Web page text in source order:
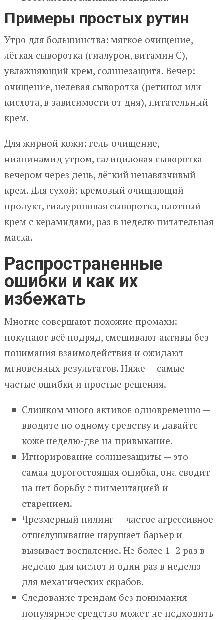
Примеры простых рутин
Утро для большинства: мягкое очищение,
лёгкая сыворотка (гиалурон, витамин C),
увлажняющий крем, солнцезащита. Вечер:
очищение, целевая сыворотка (ретинол или
кислота, в зависимости от дня), питательный
крем.
Для жирной кожи: гель-очищение,
ниацинамид утром, салициловая сыворотка
вечером через день, лёгкий ненавязчивый
крем. Для сухой: кремовый очищающий
продукт, гиалуроновая сыворотка, плотный
крем с керамидами, раз в неделю питательная
маска.
Распространенные
ошибки и как их
избежать
Многие совершают похожие промахи:
покупают всё подряд, смешивают активы без
понимания взаимодействия и ожидают
мгновенных результатов. Ниже — самые
частые ошибки и простые решения.
Слишком много активов одновременно —
вводите по одному средству и давайте
коже неделю-две на привыкание.
Игнорирование солнцезащиты — это
самая дорогостоящая ошибка, она сводит
на нет борьбу с пигментацией и
старением.
Чрезмерный пилинг — частое агрессивное
отшелушивание нарушает барьер и
вызывает воспаление. Не более 1–2 раз в
неделю для кислот и один раз в неделю
для механических скрабов.
Следование трендам без понимания —
популярное средство может не подходить